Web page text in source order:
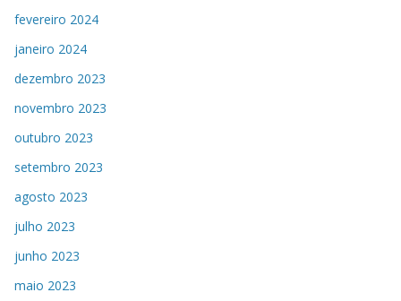
fevereiro 2024
janeiro 2024
dezembro 2023
novembro 2023
outubro 2023
setembro 2023
agosto 2023
julho 2023
junho 2023
maio 2023